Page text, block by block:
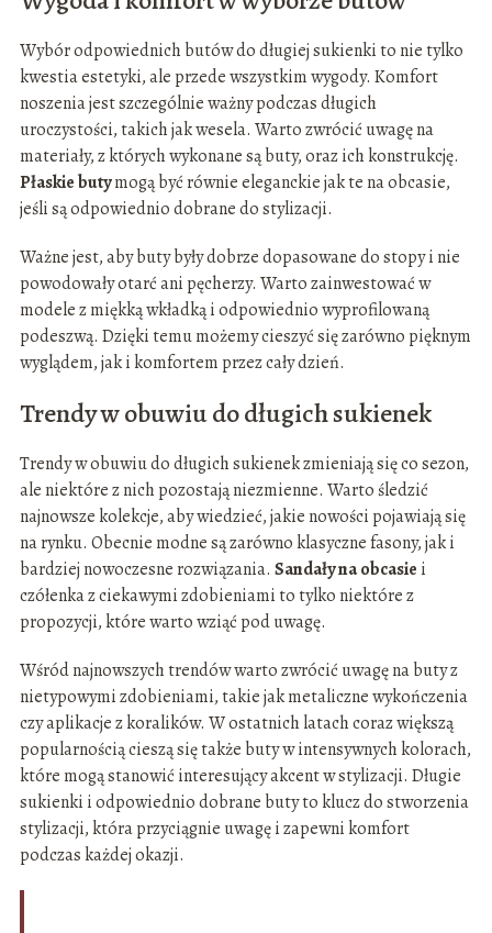
Wybór odpowiednich butów do długiej sukienki to nie tylko
kwestia estetyki, ale przede wszystkim wygody. Komfort
noszenia jest szczególnie ważny podczas długich
uroczystości, takich jak wesela. Warto zwrócić uwagę na
materiały, z których wykonane są buty, oraz ich konstrukcję.
Płaskie butymogą być równie eleganckie jak te na obcasie,
jeśli są odpowiednio dobrane do stylizacji.
Ważne jest, aby buty były dobrze dopasowane do stopy i nie
powodowały otarć ani pęcherzy. Warto zainwestować w
modele z miękką wkładką i odpowiednio wyprofilowaną
podeszwą. Dzięki temu możemy cieszyć się zarówno pięknym
wyglądem, jak i komfortem przez cały dzień.
Trendy w obuwiu do długich sukienek
Trendy w obuwiu do długich sukienek zmieniają się co sezon,
ale niektóre z nich pozostają niezmienne. Warto śledzić
najnowsze kolekcje, aby wiedzieć, jakie nowości pojawiają się
na rynku. Obecnie modne są zarówno klasyczne fasony, jak i
bardziej nowoczesne rozwiązania. Sandały na obcasie i
czółenka z ciekawymi zdobieniami to tylko niektóre z
propozycji, które warto wziąć pod uwagę.
Wśród najnowszych trendów warto zwrócić uwagę na buty z
nietypowymi zdobieniami, takie jak metaliczne wykończenia
czy aplikacje z koralików. W ostatnich latach coraz większą
popularnością cieszą się także buty w intensywnych kolorach,
które mogą stanowić interesujący akcent w stylizacji. Długie
sukienki i odpowiednio dobrane buty to klucz do stworzenia
stylizacji, która przyciągnie uwagę i zapewni komfort
podczas każdej okazji.